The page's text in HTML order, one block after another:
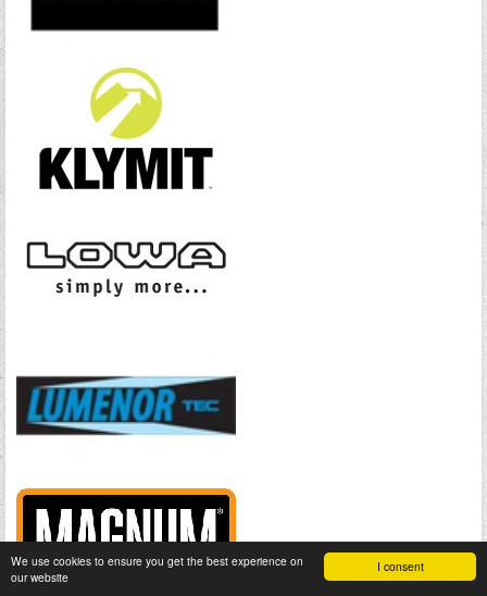
I consent
We use cookies to ensure you get the best experience on
our website